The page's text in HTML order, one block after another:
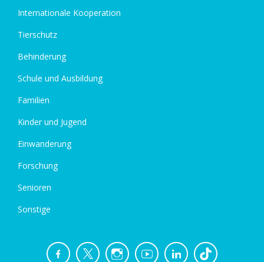
Internationale Kooperation
Tierschutz
Behinderung
Schule und Ausbildung
Familien
Kinder und Jugend
Einwanderung
Forschung
Senioren
Sonstige